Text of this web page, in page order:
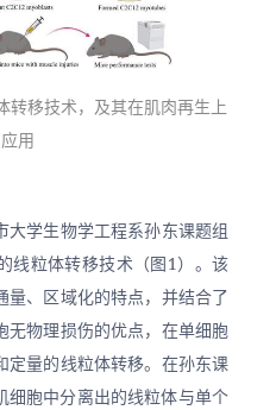
转移技术，及其在肌肉再生上
用
大学生物学工程系孙东课题组
线粒体转移技术（图1）。该
量、区域化的特点，并结合了
无物理损伤的优点，在单细胞
定量的线粒体转移。在孙东课
细胞中分离出的线粒体与单个